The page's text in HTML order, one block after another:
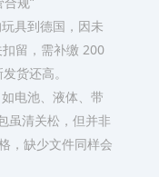
具到德国，因未
留，需补缴 200
货还高。​
电池、液体、带
清关松，但并非
，缺少文件同样会